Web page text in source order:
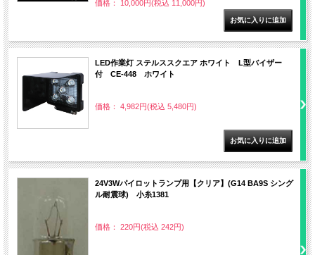
価格： 10,000円(税込 11,000円)
LED作業灯 ステルススクエア ホワイト L型バイザー
付 CE-448 ホワイト
価格： 4,982円(税込 5,480円)
24V3Wパイロットランプ用【クリア】(G14 BA9S シング
ル耐震球) 小糸1381
価格： 220円(税込 242円)